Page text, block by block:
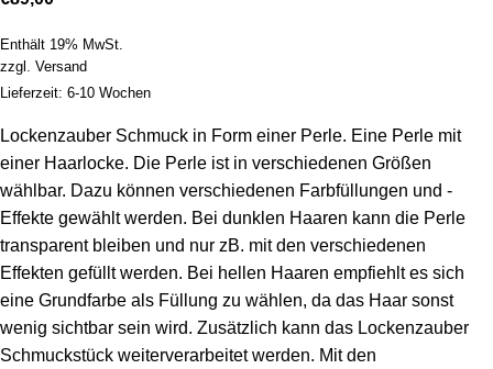
Enthält 19% MwSt.
zzgl. Versand
Lieferzeit: 6-10 Wochen
Lockenzauber Schmuck in Form einer Perle. Eine Perle mit
einer Haarlocke. Die Perle ist in verschiedenen Größen
wählbar. Dazu können verschiedenen Farbfüllungen und -
Effekte gewählt werden. Bei dunklen Haaren kann die Perle
transparent bleiben und nur zB. mit den verschiedenen
Effekten gefüllt werden. Bei hellen Haaren empfiehlt es sich
eine Grundfarbe als Füllung zu wählen, da das Haar sonst
wenig sichtbar sein wird. Zusätzlich kann das Lockenzauber
Schmuckstück weiterverarbeitet werden. Mit den